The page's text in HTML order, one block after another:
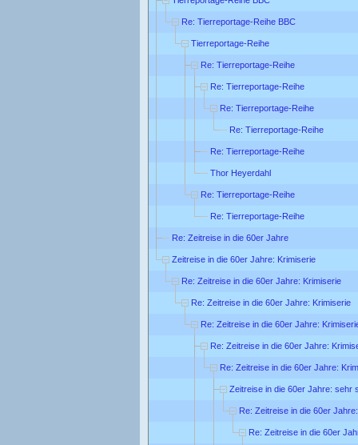
Re: Tierreportage-Reihe BBC
Tierreportage-Reihe
Re: Tierreportage-Reihe
Re: Tierreportage-Reihe
Re: Tierreportage-Reihe
Re: Tierreportage-Reihe
Re: Tierreportage-Reihe
Thor Heyerdahl
Re: Tierreportage-Reihe
Re: Tierreportage-Reihe
Re: Zeitreise in die 60er Jahre
Zeitreise in die 60er Jahre: Krimiserie
Re: Zeitreise in die 60er Jahre: Krimiserie
Re: Zeitreise in die 60er Jahre: Krimiserie
Re: Zeitreise in die 60er Jahre:
Re: Zeitreise in die 60er Jahre:
Re: Zeitreise in die 60er Jahre:
Zeitreise in die 60er Jahre: sehr
Re: Zeitreise in die 60er
Re: Zeitreise in die 60er